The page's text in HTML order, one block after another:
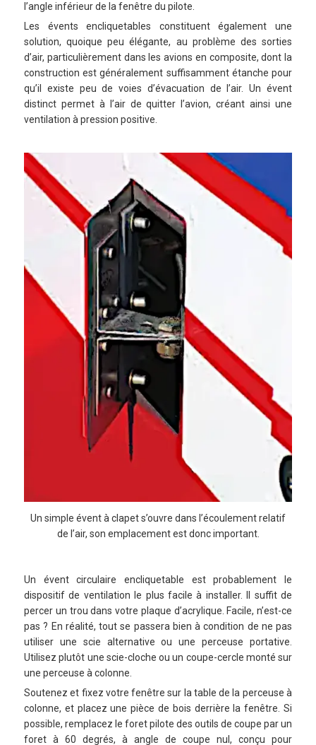
l’angle inférieur de la fenêtre du pilote.
Les évents encliquetables constituent également une
solution, quoique peu élégante, au problème des sorties
d’air, particulièrement dans les avions en composite, dont la
construction est généralement suffisamment étanche pour
qu’il existe peu de voies d’évacuation de l’air. Un évent
distinct permet à l’air de quitter l’avion, créant ainsi une
ventilation à pression positive.
Un simple évent à clapet s’ouvre dans l’écoulement relatif
de l’air, son emplacement est donc important.
Un évent circulaire encliquetable est probablement le
dispositif de ventilation le plus facile à installer. Il suffit de
percer un trou dans votre plaque d’acrylique. Facile, n’est-ce
pas ? En réalité, tout se passera bien à condition de ne pas
utiliser une scie alternative ou une perceuse portative.
Utilisez plutôt une scie-cloche ou un coupe-cercle monté sur
une perceuse à colonne.
Soutenez et fixez votre fenêtre sur la table de la perceuse à
colonne, et placez une pièce de bois derrière la fenêtre. Si
possible, remplacez le foret pilote des outils de coupe par un
foret à 60 degrés, à angle de coupe nul, conçu pour